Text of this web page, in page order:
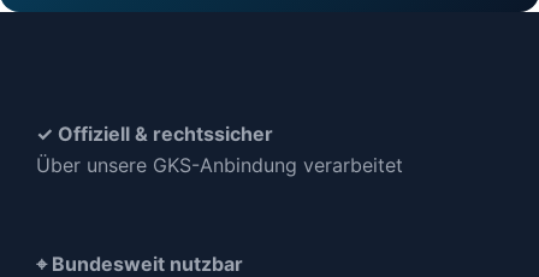
✓ Offiziell & rechtssicher
Über unsere GKS-Anbindung verarbeitet
⌖ Bundesweit nutzbar